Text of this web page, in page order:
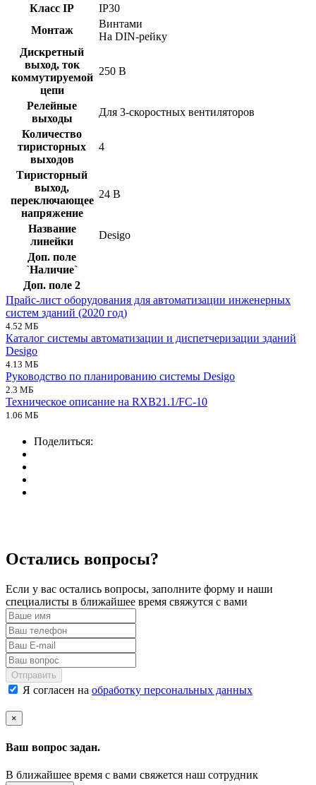
Класс IP
IP30
Монтаж
Винтами
На DIN-рейку
Дискретный
выход, ток
коммутируемой
цепи
250 В
Релейные
выходы
Для 3-скоростных вентиляторов
Количество
тиристорных
выходов
4
Тиристорный
выход,
переключающее
напряжение
24 В
Название
линейки
Desigo
Доп. поле
`Наличие`
Доп. поле 2
Прайс-лист оборудования для автоматизации инженерных
систем зданий (2020 год)
4.52 МБ
Каталог системы автоматизации и диспетчеризации зданий
Desigo
4.13 МБ
Руководство по планированию системы Desigo
2.3 МБ
Техническое описание на RXB21.1/FC-10
1.06 МБ
Поделиться:
Остались вопросы?
Если у вас остались вопросы, заполните форму и наши
специалисты в ближайшее время свяжутся с вами
Отправить
Я согласен на обработку персональных данных
×
Ваш вопрос задан.
В ближайшее время с вами свяжется наш сотрудник